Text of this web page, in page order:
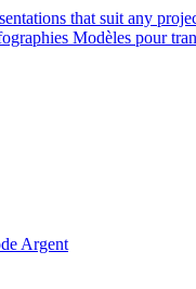
that suit any
Modèles pour
Argent